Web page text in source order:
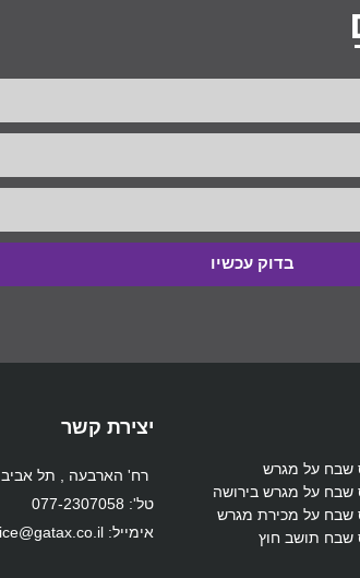
בדוק עכשיו
שבח על מגרש
שבח על מגרש בירושה
שבח על מכירת מגרש
שבח תושב חוץ
יצירת קשר
רח' הארבעה , תל אביב
טל': 077-2307058
אימייל: office@gatax.co.il